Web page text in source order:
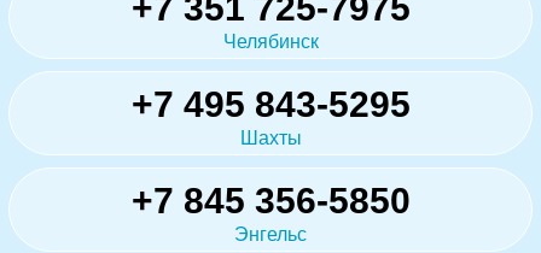
Челябинск
+7 495 843-5295
Шахты
+7 845 356-5850
Энгельс